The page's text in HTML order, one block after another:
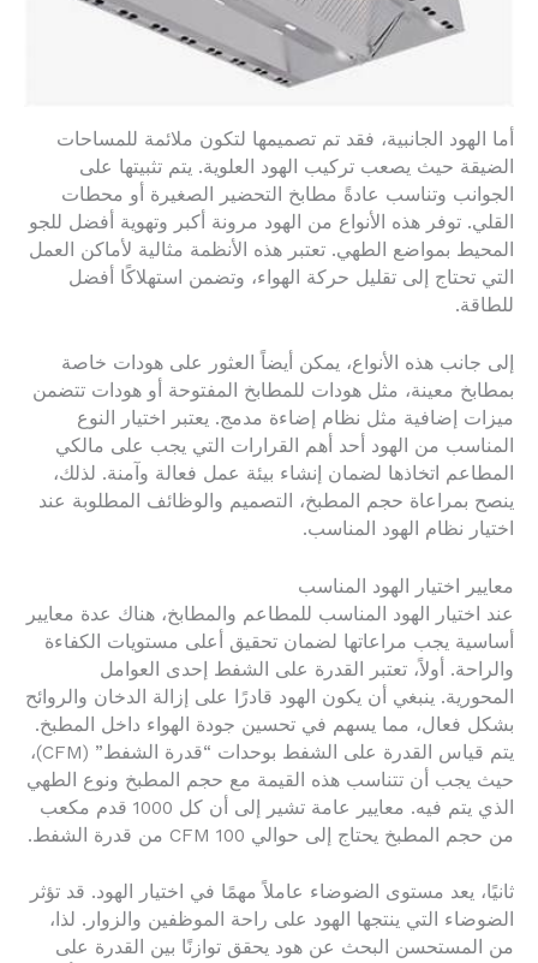
أما الهود الجانبية، فقد تم تصميمها لتكون ملائمة للمساحات
الضيقة حيث يصعب تركيب الهود العلوية. يتم تثبيتها على
الجوانب وتناسب عادةً مطابخ التحضير الصغيرة أو محطات
القلي. توفر هذه الأنواع من الهود مرونة أكبر وتهوية أفضل للجو
المحيط بمواضع الطهي. تعتبر هذه الأنظمة مثالية لأماكن العمل
التي تحتاج إلى تقليل حركة الهواء، وتضمن استهلاكًا أفضل
للطاقة.
إلى جانب هذه الأنواع، يمكن أيضاً العثور على هودات خاصة
بمطابخ معينة، مثل هودات للمطابخ المفتوحة أو هودات تتضمن
ميزات إضافية مثل نظام إضاءة مدمج. يعتبر اختيار النوع
المناسب من الهود أحد أهم القرارات التي يجب على مالكي
المطاعم اتخاذها لضمان إنشاء بيئة عمل فعالة وآمنة. لذلك،
ينصح بمراعاة حجم المطبخ، التصميم والوظائف المطلوبة عند
اختيار نظام الهود المناسب.
معايير اختيار الهود المناسب
عند اختيار الهود المناسب للمطاعم والمطابخ، هناك عدة معايير
أساسية يجب مراعاتها لضمان تحقيق أعلى مستويات الكفاءة
والراحة. أولاً، تعتبر القدرة على الشفط إحدى العوامل
المحورية. ينبغي أن يكون الهود قادرًا على إزالة الدخان والروائح
بشكل فعال، مما يسهم في تحسين جودة الهواء داخل المطبخ.
يتم قياس القدرة على الشفط بوحدات “قدرة الشفط” (CFM)،
حيث يجب أن تتناسب هذه القيمة مع حجم المطبخ ونوع الطهي
الذي يتم فيه. معايير عامة تشير إلى أن كل 1000 قدم مكعب
من حجم المطبخ يحتاج إلى حوالي 100 CFM من قدرة الشفط.
ثانيًا، يعد مستوى الضوضاء عاملاً مهمًا في اختيار الهود. قد تؤثر
الضوضاء التي ينتجها الهود على راحة الموظفين والزوار. لذا،
من المستحسن البحث عن هود يحقق توازنًا بين القدرة على